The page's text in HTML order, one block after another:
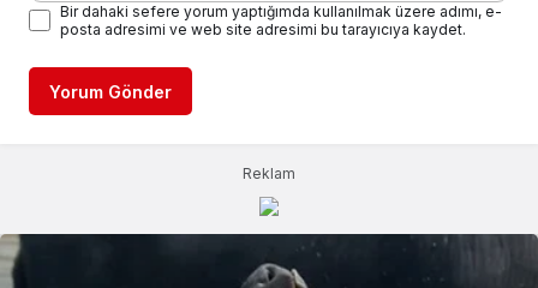
Bir dahaki sefere yorum yaptığımda kullanılmak üzere adımı, e-
posta adresimi ve web site adresimi bu tarayıcıya kaydet.
Yorum Gönder
Reklam